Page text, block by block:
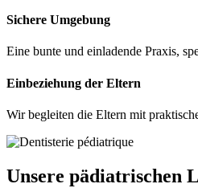
Sichere Umgebung
Eine bunte und einladende Praxis,
Einbeziehung der Eltern
Wir begleiten die Eltern mit
Unsere pädiatrischen